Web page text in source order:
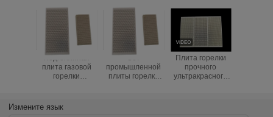
Подгонянная
плита газовой
горелки
ультракрасная
для печи,
Сот
промышленной
плиты горелки
Плита горелки
прочного
ультракрасного
Измените язык